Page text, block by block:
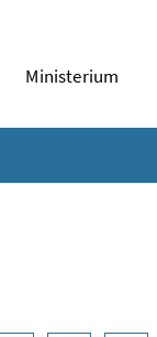
Ministerium